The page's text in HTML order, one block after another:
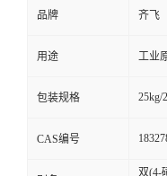
品牌 齐飞
用途 工业
包装规格 25kg/
CAS编号
双(4-